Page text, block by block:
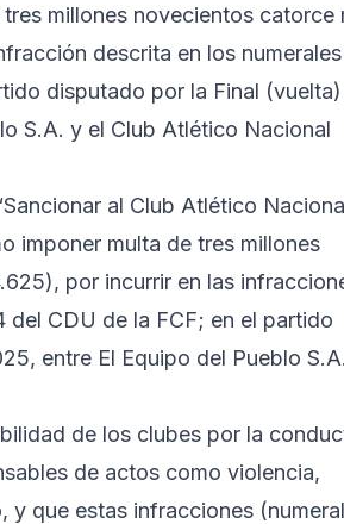
millones novecientos catorce
descrita en los numerales
disputado por la Final (vuelta)
S.A. y el Club Atlético Nacional
al Club Atlético
imponer multa de tres millones
por incurrir en las
del CDU de la FCF; en el partido
entre El Equipo del Pueblo
de los clubes por la
de actos como violencia,
y que estas infracciones